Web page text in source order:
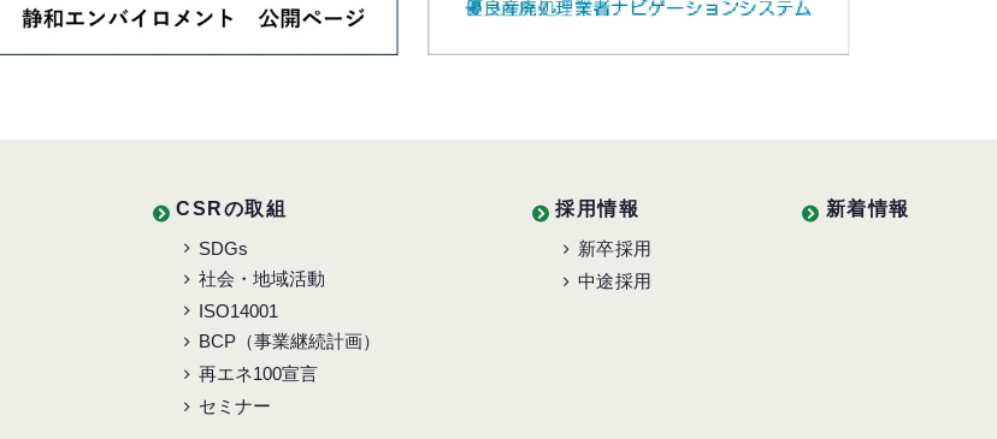
CSRの取組
SDGs
社会・地域活動
ISO14001
BCP（事業継続計画）
再エネ100宣言
セミナー
採用情報
新卒採用
中途採用
新着情報